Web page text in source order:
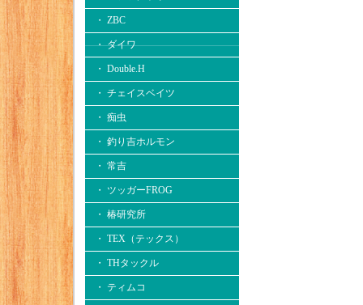
・ ZBC
・ ダイワ
・ Double.H
・ チェイスベイツ
・ 痴虫
・ 釣り吉ホルモン
・ 常吉
・ ツッガーFROG
・ 椿研究所
・ TEX（テックス）
・ THタックル
・ ティムコ